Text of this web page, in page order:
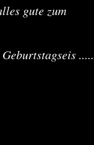
gute zum